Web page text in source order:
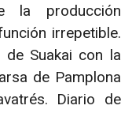
la producción
irrepetible.
Suakai con la
de Pamplona
Diario de